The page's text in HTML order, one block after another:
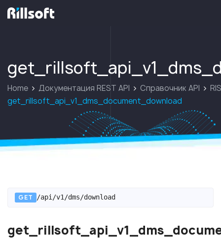
Home Документация REST API Справочник API
get_rillsoft_api_v1_dms_document_download
GET /api/v1/dms/download